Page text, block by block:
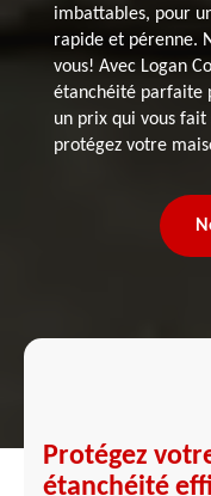
imbattables, pour
rapide et pérenne.
vous! Avec Logan
étanchéité parfaite
un prix qui vous
protégez votre
Protégez
étanchéité